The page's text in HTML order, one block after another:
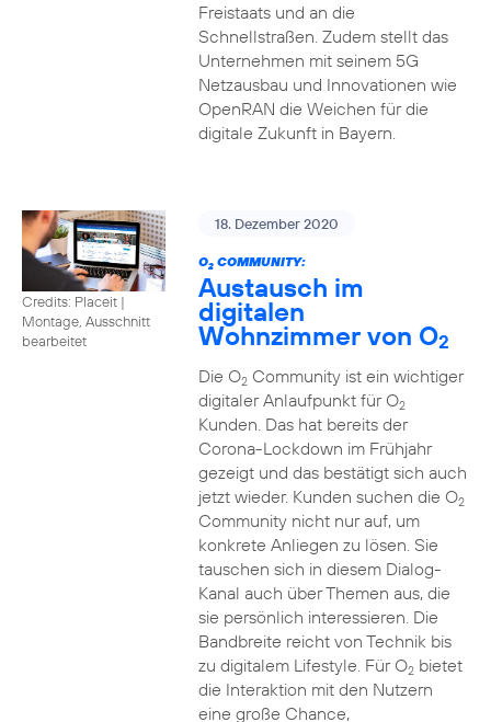
Freistaats und an die
Schnellstraßen. Zudem stellt das
Unternehmen mit seinem 5G
Netzausbau und Innovationen wie
OpenRAN die Weichen für die
digitale Zukunft in Bayern.
Credits: Placeit |
Montage, Ausschnitt
bearbeitet
18. Dezember 2020
O2COMMUNITY:
Austausch im
digitalen
Wohnzimmer von O2
Die O2Community ist ein wichtiger
digitaler Anlaufpunkt für O2
Kunden. Das hat bereits der
Corona-Lockdown im Frühjahr
gezeigt und das bestätigt sich auch
jetzt wieder. Kunden suchen die O2
Community nicht nur auf, um
konkrete Anliegen zu lösen. Sie
tauschen sich in diesem Dialog-
Kanal auch über Themen aus, die
sie persönlich interessieren. Die
Bandbreite reicht von Technik bis
zu digitalem Lifestyle. Für O2bietet
die Interaktion mit den Nutzern
eine große Chance,